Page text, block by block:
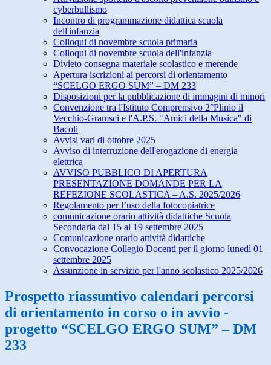
cyberbullismo
Incontro di programmazione didattica scuola
dell'infanzia
Colloqui di novembre scuola primaria
Colloqui di novembre scuola dell'infanzia
Divieto consegna materiale scolastico e merende
Apertura iscrizioni ai percorsi di orientamento
“SCELGO ERGO SUM” – DM 233
Disposizioni per la pubblicazione di immagini di minori
Convenzione tra l'Istituto Comprensivo 2°Plinio il
Vecchio-Gramsci e l'A.P.S. "Amici della Musica" di
Bacoli
Avvisi vari di ottobre 2025
Avviso di interruzione dell'erogazione di energia
elettrica
AVVISO PUBBLICO DI APERTURA
PRESENTAZIONE DOMANDE PER LA
REFEZIONE SCOLASTICA – A.S. 2025/2026
Regolamento per l’uso della fotocopiatrice
comunicazione orario attività didattiche Scuola
Secondaria dal 15 al 19 settembre 2025
Comunicazione orario attività didattiche
Convocazione Collegio Docenti per il giorno lunedì 01
settembre 2025
Assunzione in servizio per l'anno scolastico 2025/2026
Prospetto riassuntivo calendari percorsi
di orientamento in corso o in avvio -
progetto “SCELGO ERGO SUM” – DM
233